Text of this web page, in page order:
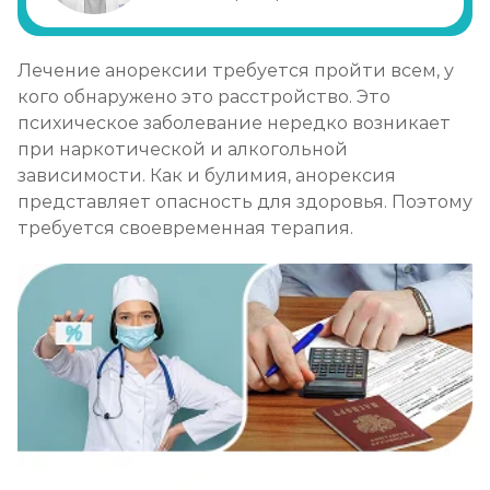
от 2 000 ₽/сеанс Записаться
Лечение анорексии требуется пройти всем, у
кого обнаружено это расстройство. Это
психическое заболевание нередко возникает
при наркотической и алкогольной
зависимости. Как и булимия, анорексия
представляет опасность для здоровья. Поэтому
требуется своевременная терапия.